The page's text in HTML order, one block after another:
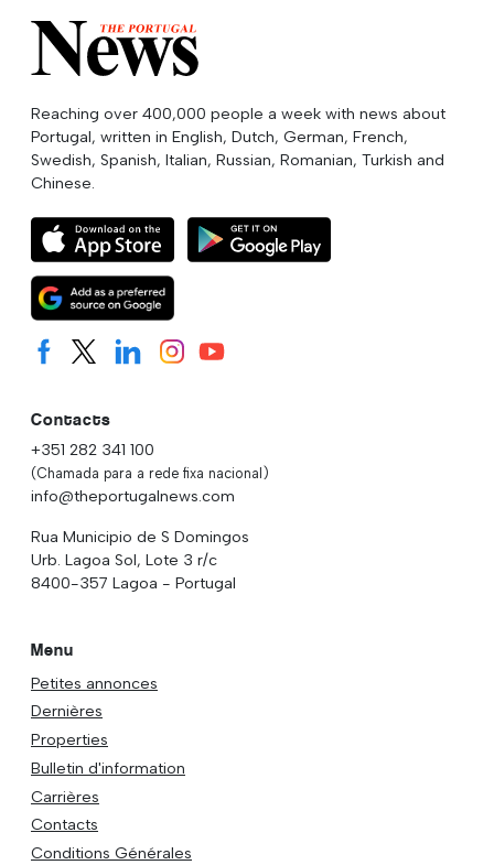
Reaching over 400,000 people a week with news about
Portugal, written in English, Dutch, German, French,
Swedish, Spanish, Italian, Russian, Romanian, Turkish and
Chinese.
Contacts
+351 282 341 100
(Chamada para a rede fixa nacional)
info@theportugalnews.com
Rua Municipio de S Domingos
Urb. Lagoa Sol, Lote 3 r/c
8400-357 Lagoa - Portugal
Menu
Petites annonces
Dernières
Properties
Bulletin d'information
Carrières
Contacts
Conditions Générales